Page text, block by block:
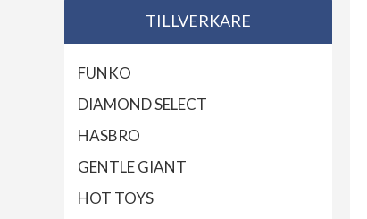
TILLVERKARE
FUNKO
DIAMOND SELECT
HASBRO
GENTLE GIANT
HOT TOYS